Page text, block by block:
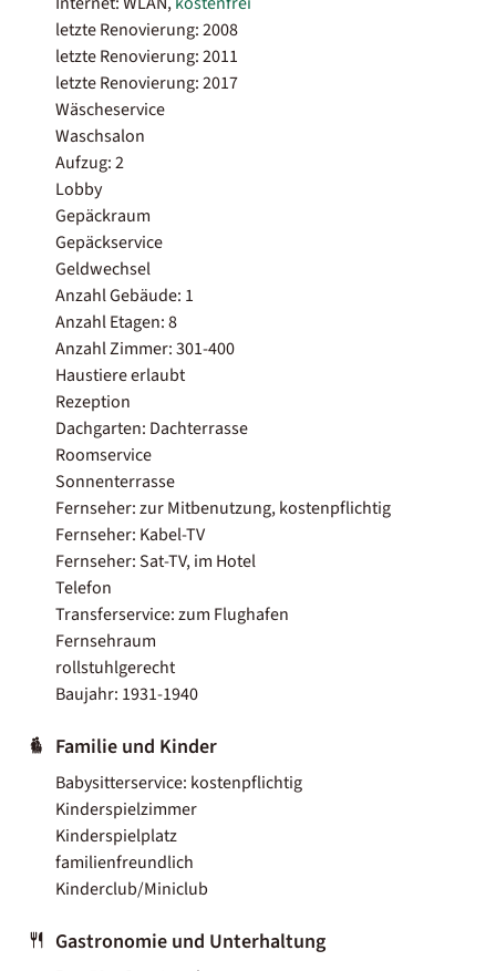
letzte Renovierung: 2008
letzte Renovierung: 2011
letzte Renovierung: 2017
Wäscheservice
Waschsalon
Aufzug: 2
Lobby
Gepäckraum
Gepäckservice
Geldwechsel
Anzahl Gebäude: 1
Anzahl Etagen: 8
Anzahl Zimmer: 301-400
Haustiere erlaubt
Rezeption
Dachgarten: Dachterrasse
Roomservice
Sonnenterrasse
Fernseher: zur Mitbenutzung, kostenpflichtig
Fernseher: Kabel-TV
Fernseher: Sat-TV, im Hotel
Telefon
Transferservice: zum Flughafen
Fernsehraum
rollstuhlgerecht
Baujahr: 1931-1940
Familie und Kinder
Babysitterservice: kostenpflichtig
Kinderspielzimmer
Kinderspielplatz
familienfreundlich
Kinderclub/Miniclub
Gastronomie und Unterhaltung